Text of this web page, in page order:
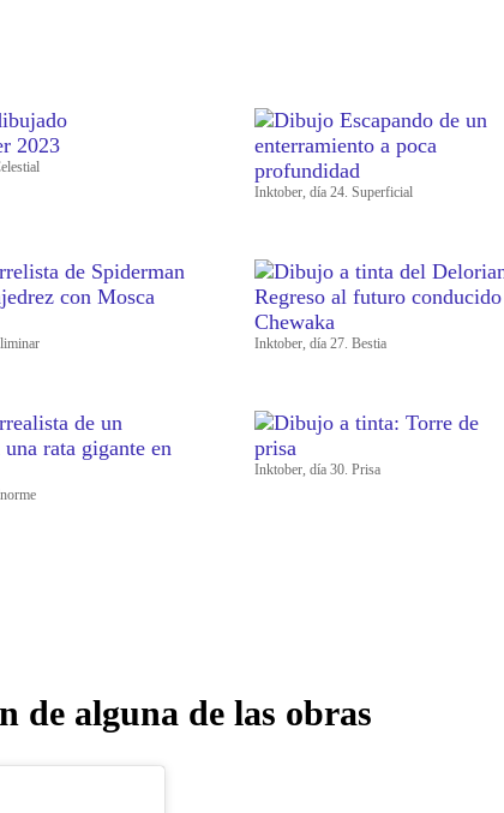
Inktober, día 24. Superficial
Inktober, día 27. Bestia
Inktober, día 30. Prisa
de alguna de las obras